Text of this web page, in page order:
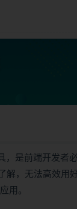
，是前端开发者
解，无法高效用
用。